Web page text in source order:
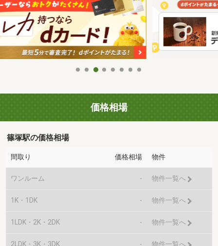
価格相場
篠塚駅の価格相場
間取り 価格相場 物件
ワンルーム - 物件一覧へ
1K・1DK - 物件一覧へ
1LDK・2K・2DK - 物件一覧へ
2LDK・3K・3DK - 物件一覧へ